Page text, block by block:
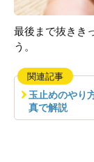
最後まで抜きき
う。
関連記事
玉止めのやり
真で解説